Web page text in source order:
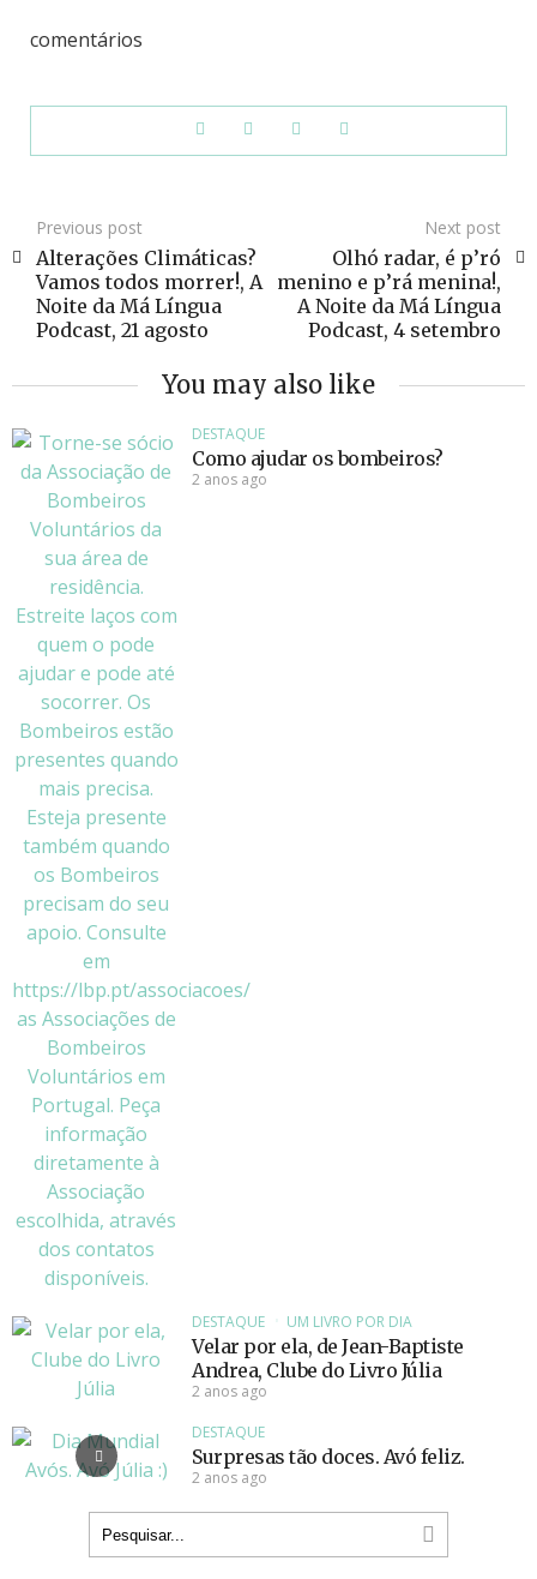
comentários
Previous post
Alterações Climáticas?
Vamos todos morrer!, A
Noite da Má Língua
Podcast, 21 agosto
Next post
Olhó radar, é p’ró
menino e p’rá menina!,
A Noite da Má Língua
Podcast, 4 setembro
You may also like
DESTAQUE
Como ajudar os bombeiros?
2 anos ago
DESTAQUE UM LIVRO POR DIA
Velar por ela, de Jean-Baptiste
Andrea, Clube do Livro Júlia
2 anos ago
DESTAQUE
Surpresas tão doces. Avó feliz.
2 anos ago